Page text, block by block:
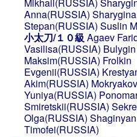
Anna(RUSSIA)
Stepan(RUSSIA) Suslin
小太刀/１０級 Agaev
Vasilisa(RUSSIA)
Maksim(RUSSIA) Frolkin
Evgenii(RUSSIA)
Akim(RUSSIA)
Yuniya(RUSSIA)
Smiretskii(RUSSIA)
Olga(RUSSIA)
Timofei(RUSSIA)